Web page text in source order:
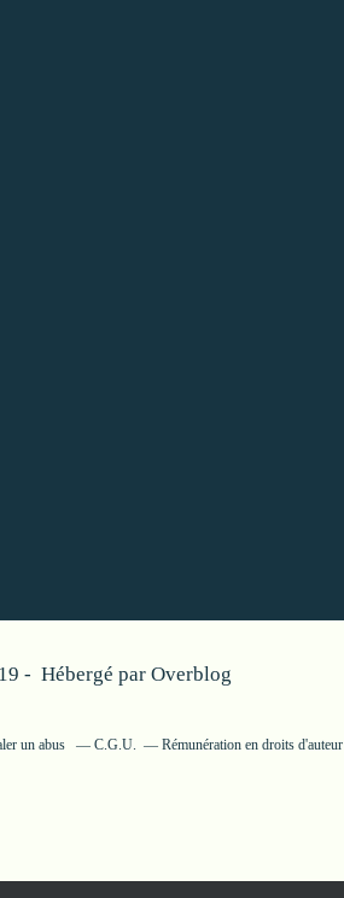
- Hébergé par Overblog
un abus C.G.U. Rémunération en droits d'auteur